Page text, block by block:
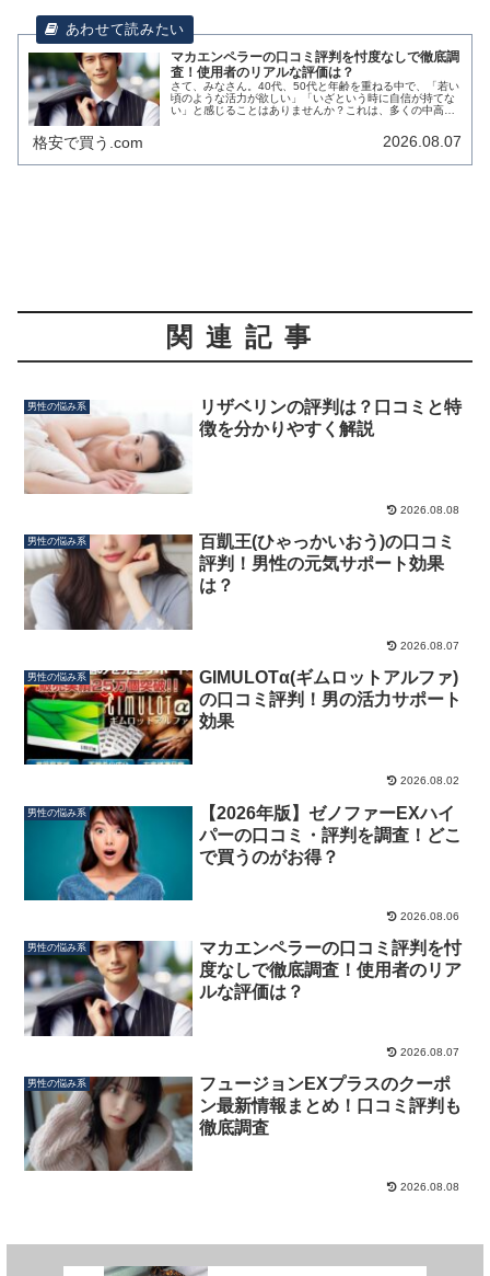
マカエンペラーの口コミ評判を忖度なしで徹底調
査！使用者のリアルな評価は？
さて、みなさん。40代、50代と年齢を重ねる中で、「若い
頃のような活力が欲しい」「いざという時に自信が持てな
い」と感じることはありませんか？これは、多くの中高年
格安で買う.com 2026.08.07
関連記事
男性の悩み系
リザベリンの評判は？口コミと特
徴を分かりやすく解説
2026.08.08
男性の悩み系
百凱王(ひゃっかいおう)の口コミ
評判！男性の元気サポート効果
は？
2026.08.07
男性の悩み系
GIMULOTα(ギムロットアルファ)
の口コミ評判！男の活力サポート
効果
2026.08.02
男性の悩み系
【2026年版】ゼノファーEXハイ
パーの口コミ・評判を調査！どこ
で買うのがお得？
2026.08.06
男性の悩み系
マカエンペラーの口コミ評判を忖
度なしで徹底調査！使用者のリア
ルな評価は？
2026.08.07
男性の悩み系
フュージョンEXプラスのクーポ
ン最新情報まとめ！口コミ評判も
徹底調査
2026.08.08